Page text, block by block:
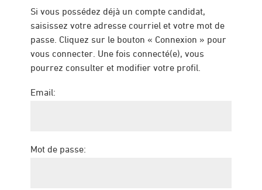
Si vous possédez déjà un compte candidat,
saisissez votre adresse courriel et votre mot de
passe. Cliquez sur le bouton « Connexion » pour
vous connecter. Une fois connecté(e), vous
pourrez consulter et modifier votre profil.
Email:
Mot de passe: